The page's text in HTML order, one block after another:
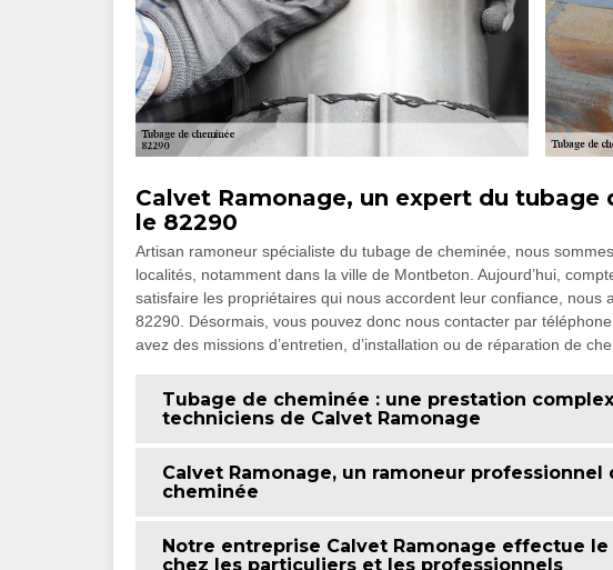
Calvet Ramonage, un expert du tubage
le 82290
Artisan ramoneur spécialiste du tubage de cheminée, nous
localités, notamment dans la ville de Montbeton. Aujourd’hui,
satisfaire les propriétaires qui nous accordent leur confiance, nous
82290. Désormais, vous pouvez donc nous contacter par
avez des missions d’entretien, d’installation ou de réparation de
Tubage de cheminée : une prestation
techniciens de Calvet Ramonage
Calvet Ramonage, un ramoneur
cheminée
Notre entreprise Calvet Ramonage effectue
chez les particuliers et les professionnels